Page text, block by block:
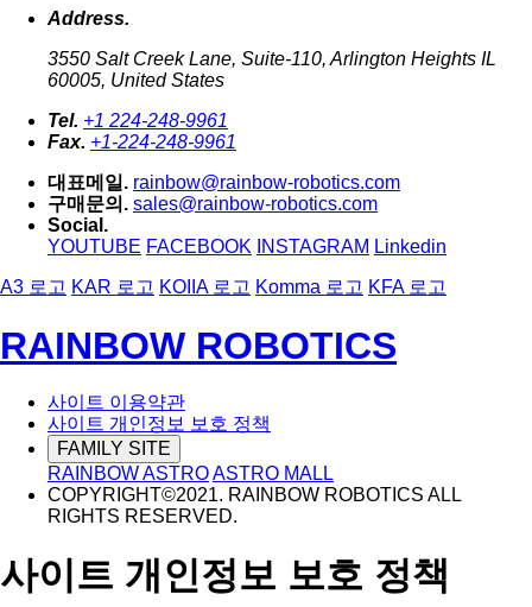
Address.
3550 Salt Creek Lane, Suite-110, Arlington Heights IL
60005, United States
Tel. +1 224-248-9961
Fax. +1-224-248-9961
대표메일. rainbow@rainbow-robotics.com
구매문의. sales@rainbow-robotics.com
Social.
YOUTUBE FACEBOOK INSTAGRAM Linkedin
A3 로고 KAR 로고 KOIIA 로고 Komma 로고 KFA 로고
RAINBOW ROBOTICS
사이트 이용약관
사이트 개인정보 보호 정책
FAMILY SITE
RAINBOW ASTROASTRO MALL
COPYRIGHT©2021. RAINBOW ROBOTICS ALL
RIGHTS RESERVED.
사이트 개인정보 보호 정책